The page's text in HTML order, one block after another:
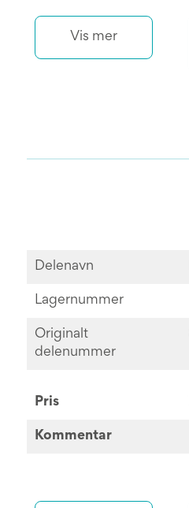
Vis mer
Delenavn
Lagernummer
Originalt
delenummer
Pris
Kommentar